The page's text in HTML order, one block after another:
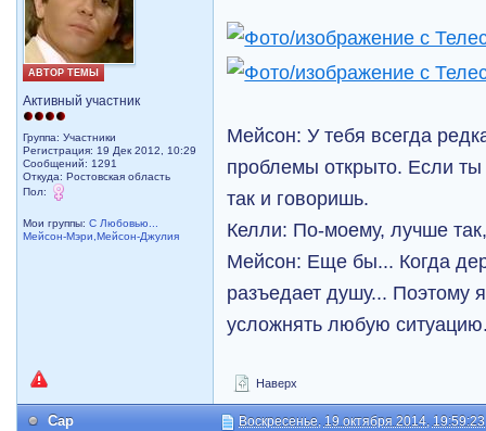
АВТОР ТЕМЫ
Активный участник
Группа: Участники
Регистрация: 19 Дек 2012, 10:29
Сообщений: 1291
Откуда: Ростовская область
Пол:
Мои группы:С Любовью...
Мейсон-Мэри,Мейсон-Джулия
Мейсон: У тебя всегда
проблемы открыто. Если
так и говоришь.
Келли: По-моему, лучше
Мейсон: Еще бы... Когда
разъедает душу... Поэтому
усложнять любую
Наверх
Cap Воскресенье, 19 октября 2014, 19:59:23